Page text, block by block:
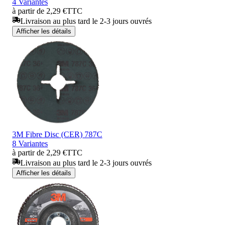
à partir de 2,29 €TTC
Livraison au plus tard le 2-3 jours ouvrés
Afficher les détails
3M Fibre Disc (CER) 787C
8 Variantes
à partir de 2,29 €TTC
Livraison au plus tard le 2-3 jours ouvrés
Afficher les détails